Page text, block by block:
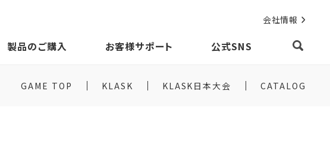
会社情報
製品のご購入 お客様サポート 公式SNS
GAME TOP KLASK KLASK日本大会 CATALOG